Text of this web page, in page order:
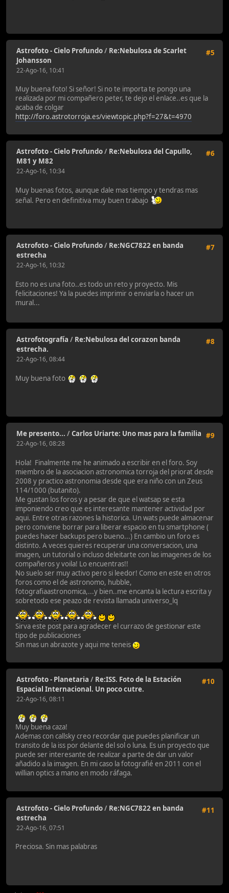
#5
Astrofoto - Cielo Profundo/ Re:Nebulosa de Scarlet
Johansson
22-Ago-16, 10:41
Muy buena foto! Si señor! Si no te importa te pongo una
realizada por mi compañero peter, te dejo el enlace..es que la
acaba de colgar
http://foro.astrotorroja.es/viewtopic.php?f=27&t=4970
#6
Astrofoto - Cielo Profundo/ Re:Nebulosa del Capullo,
M81 y M82
22-Ago-16, 10:34
Muy buenas fotos, aunque dale mas tiempo y tendras mas
señal. Pero en definitiva muy buen trabajo
#7
Astrofoto - Cielo Profundo/ Re:NGC7822 en banda
estrecha
22-Ago-16, 10:32
Esto no es una foto..es todo un reto y proyecto. Mis
felicitaciones! Ya la puedes imprimir o enviarla o hacer un
mural...
#8
Astrofotografía / Re:Nebulosa del corazon banda
estrecha.
22-Ago-16, 08:44
Muy buena foto
#9
Me presento... /Carlos Uriarte: Uno mas para la familia
22-Ago-16, 08:28
Hola! Finalmente me he animado a escribir en el foro. Soy
miembro de la asociacion astronomica torroja del priorat desde
2008 y practico astronomia desde que era niño con un Zeus
114/1000 (butanito).
Me gustan los foros y a pesar de que el watsap se esta
imponiendo creo que es interesante mantener actividad por
aqui. Entre otras razones la historica. Un wats puede almacenar
pero conviene borrar para liberar espacio en tu smartphone (
puedes hacer backups pero bueno...) En cambio un foro es
distinto. A veces quieres recuperar una conversacion, una
imagen, un tutorial o incluso deleitarte con las imagenes de los
compañeros y voila! Lo encuentras!!
No suelo ser muy activo pero si leedor! Como en este en otros
foros como el de astronomo, hubble,
fotografiaastronomica,...y bien..me encanta la lectura escrita y
sobretodo ese peazo de revista llamada universo_lq
Sirva este post para agradecer el currazo de gestionar este
tipo de publicaciones
Sin mas un abrazote y aqui me teneis
#10
Astrofoto - Planetaria / Re:ISS. Foto de la Estación
Espacial Internacional. Un poco cutre.
22-Ago-16, 08:11
Muy buena caza!
Ademas con callsky creo recordar que puedes planificar un
transito de la iss por delante del sol o luna. Es un proyecto que
puede ser interesante de realizar a parte de dar un valor
añadido a la imagen. En mi caso la fotografié en 2011 con el
willian optics a mano en modo ráfaga.
#11
Astrofoto - Cielo Profundo/ Re:NGC7822 en banda
estrecha
22-Ago-16, 07:51
Preciosa. Sin mas palabras